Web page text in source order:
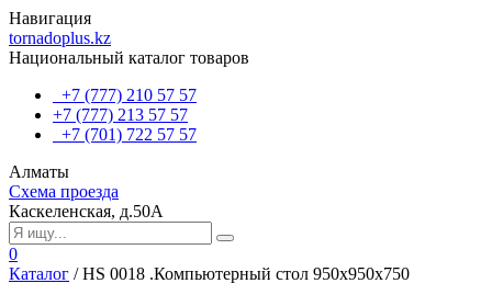
Навигация
tornadoplus.kz
Национальный каталог товаров
+7 (777) 210 57 57
+7 (777) 213 57 57
+7 (701) 722 57 57
Алматы
Схема проезда
Каскеленская, д.50А
0
Каталог /HS 0018 .Компьютерный стол 950х950х750